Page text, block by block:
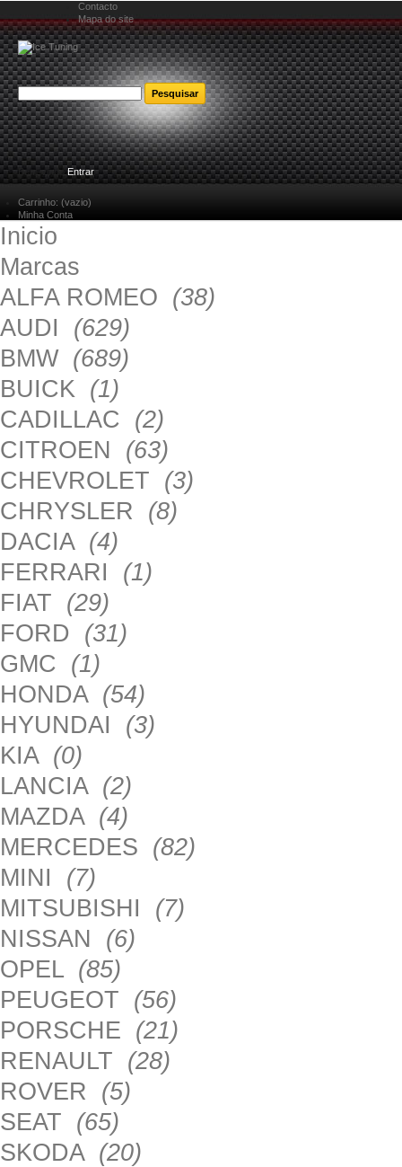
Contacto
Mapa do site
Bem-vindoEntrar
Carrinho: (vazio)
Minha Conta
Inicio
Marcas
ALFA ROMEO (38)
AUDI (629)
BMW (689)
BUICK (1)
CADILLAC (2)
CITROEN (63)
CHEVROLET (3)
CHRYSLER (8)
DACIA (4)
FERRARI (1)
FIAT (29)
FORD (31)
GMC (1)
HONDA (54)
HYUNDAI (3)
KIA (0)
LANCIA (2)
MAZDA (4)
MERCEDES (82)
MINI (7)
MITSUBISHI (7)
NISSAN (6)
OPEL (85)
PEUGEOT (56)
PORSCHE (21)
RENAULT (28)
ROVER (5)
SEAT (65)
SKODA (20)